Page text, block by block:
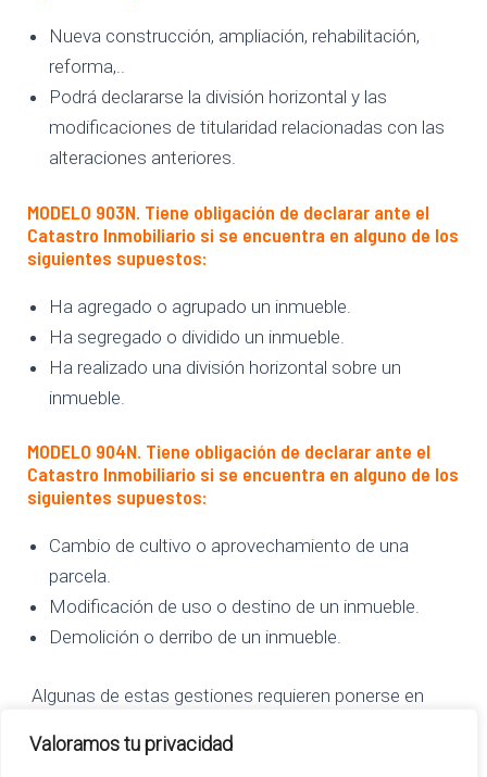
Valoramos tu privacidad
Nueva construcción, ampliación, rehabilitación,
reforma,..
Podrá declararse la división horizontal y las
modificaciones de titularidad relacionadas con las
alteraciones anteriores.
MODELO 903N. Tiene obligación de declarar ante el
Catastro Inmobiliario si se encuentra en alguno de los
siguientes supuestos:
Ha agregado o agrupado un inmueble.
Ha segregado o dividido un inmueble.
Ha realizado una división horizontal sobre un
inmueble.
MODELO 904N. Tiene obligación de declarar ante el
Catastro Inmobiliario si se encuentra en alguno de los
siguientes supuestos:
Cambio de cultivo o aprovechamiento de una
parcela.
Modificación de uso o destino de un inmueble.
Demolición o derribo de un inmueble.
Algunas de estas gestiones requieren ponerse en
podemos ayudarte, llámanos.